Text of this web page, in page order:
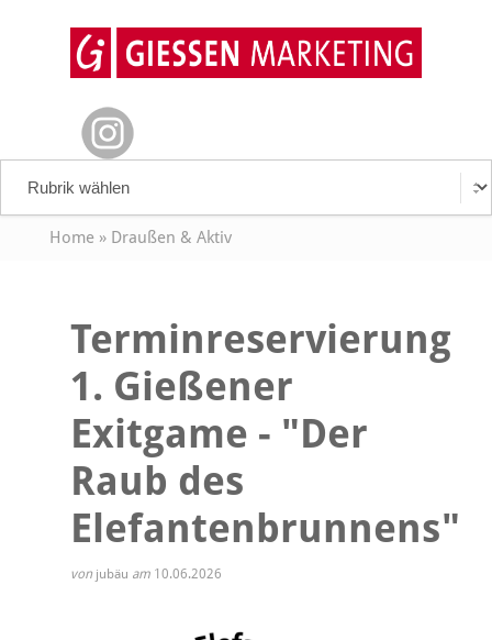
Home» Draußen & Aktiv
Terminreservierung
1. Gießener
Exitgame - "Der
Raub des
Elefantenbrunnens"
von jubäu am 10.06.2026